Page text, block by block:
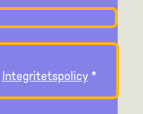
Integritetspolicy*